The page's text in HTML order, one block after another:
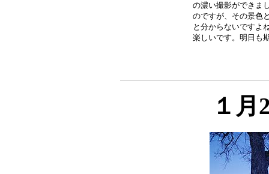
の濃い撮影ができま
のですが、その景色
と分からないですよ
１月